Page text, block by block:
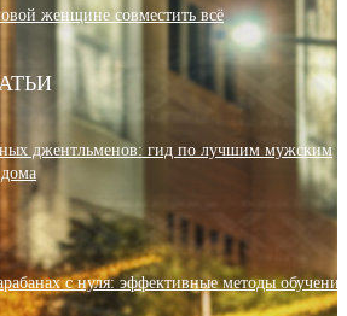
женщине совместить всё
джентльменов: гид по лучшим мужским
с нуля: эффективные методы